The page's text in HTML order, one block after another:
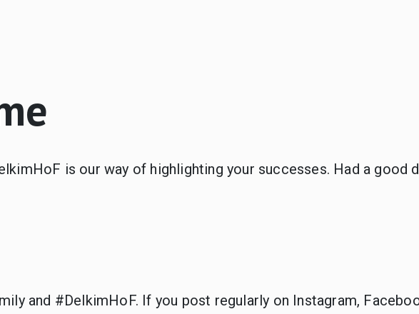
is our way of highlighting your successes. Had a
and #DelkimHoF. If you post regularly on Instagram,